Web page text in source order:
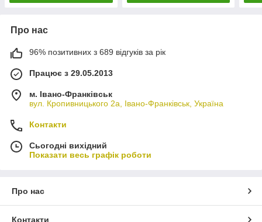
Про нас
96% позитивних з 689 відгуків за рік
Працює з 29.05.2013
м. Івано-Франківськ
вул. Кропивницького 2а, Івано-Франківськ, Україна
Контакти
Сьогодні вихідний
Показати весь графік роботи
Про нас
Контакти